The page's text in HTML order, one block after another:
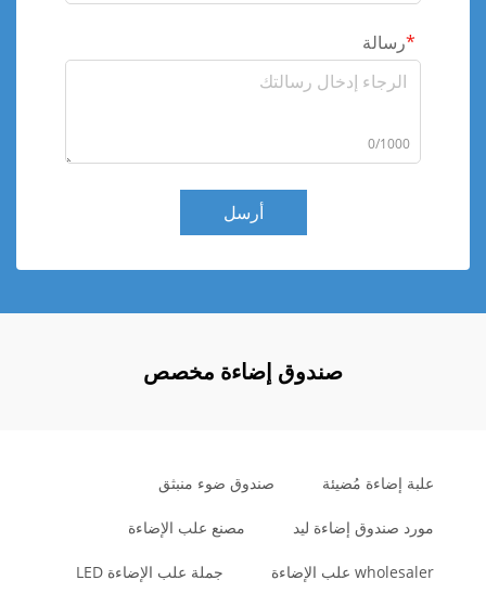
رسالة
0/1000
أرسل
صندوق إضاءة مخصص
علبة إضاءة مُضيئة صندوق ضوء منبثق
مورد صندوق إضاءة ليد مصنع علب الإضاءة
wholesaler علب الإضاءة جملة علب الإضاءة LED